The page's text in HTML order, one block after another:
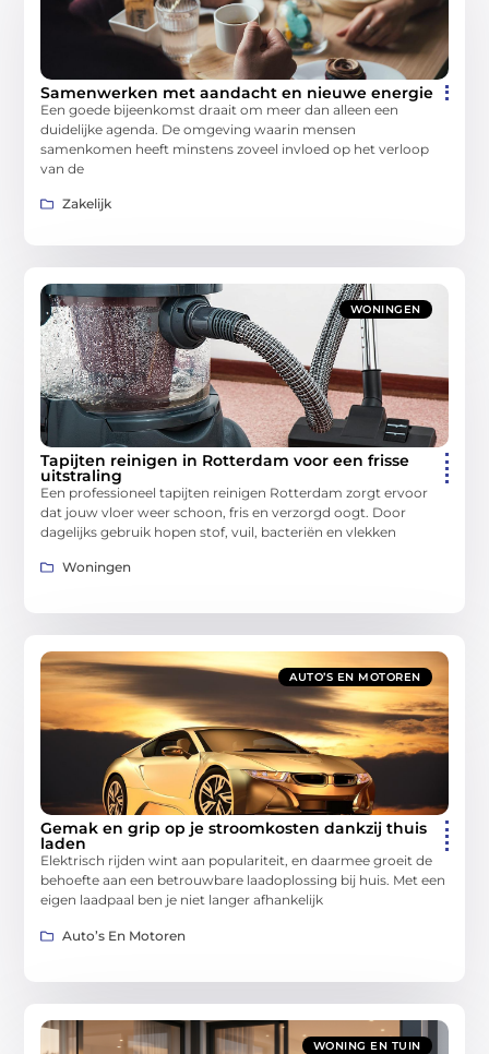
Samenwerken met aandacht en nieuwe energie
Een goede bijeenkomst draait om meer dan alleen een
duidelijke agenda. De omgeving waarin mensen
samenkomen heeft minstens zoveel invloed op het verloop
van de
Zakelijk
WONINGEN
Tapijten reinigen in Rotterdam voor een frisse
uitstraling
Een professioneel tapijten reinigen Rotterdam zorgt ervoor
dat jouw vloer weer schoon, fris en verzorgd oogt. Door
dagelijks gebruik hopen stof, vuil, bacteriën en vlekken
Woningen
AUTO’S EN MOTOREN
Gemak en grip op je stroomkosten dankzij thuis
laden
Elektrisch rijden wint aan populariteit, en daarmee groeit de
behoefte aan een betrouwbare laadoplossing bij huis. Met een
eigen laadpaal ben je niet langer afhankelijk
Auto’s En Motoren
WONING EN TUIN